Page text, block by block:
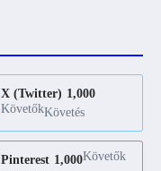
X (Twitter) 1,000
KövetőkKövetés
Pinterest 1,000Követők